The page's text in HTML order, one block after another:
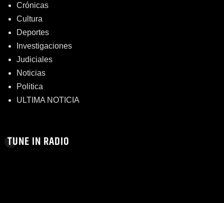
Crónicas
Cultura
Deportes
Investigaciones
Judiciales
Noticias
Politica
ULTIMA NOTICIA
TUNE IN RADIO